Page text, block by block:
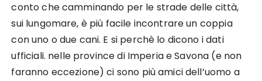
conto che camminando per le strade delle città,
sui lungomare, è più facile incontrare un coppia
con uno o due cani. E si perchè lo dicono i dati
ufficiali. nelle province di Imperia e Savona (e non
faranno eccezione) ci sono più amici dell’uomo a